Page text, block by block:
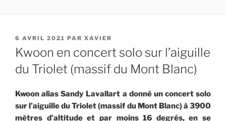
PUBLIÉ
LE
6 AVRIL 2021 PAR XAVIER
Kwoon en concert solo sur l’aiguille
du Triolet (massif du Mont Blanc)
Kwoon alias Sandy Lavallart a donné un concert solo
sur l’aiguille du Triolet (massif du Mont Blanc) à 3900
mètres d’altitude et par moins 16 degrés, en se